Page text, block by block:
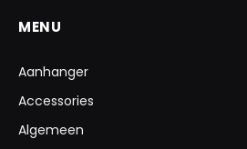
MENU
Aanhanger
Accessories
Algemeen